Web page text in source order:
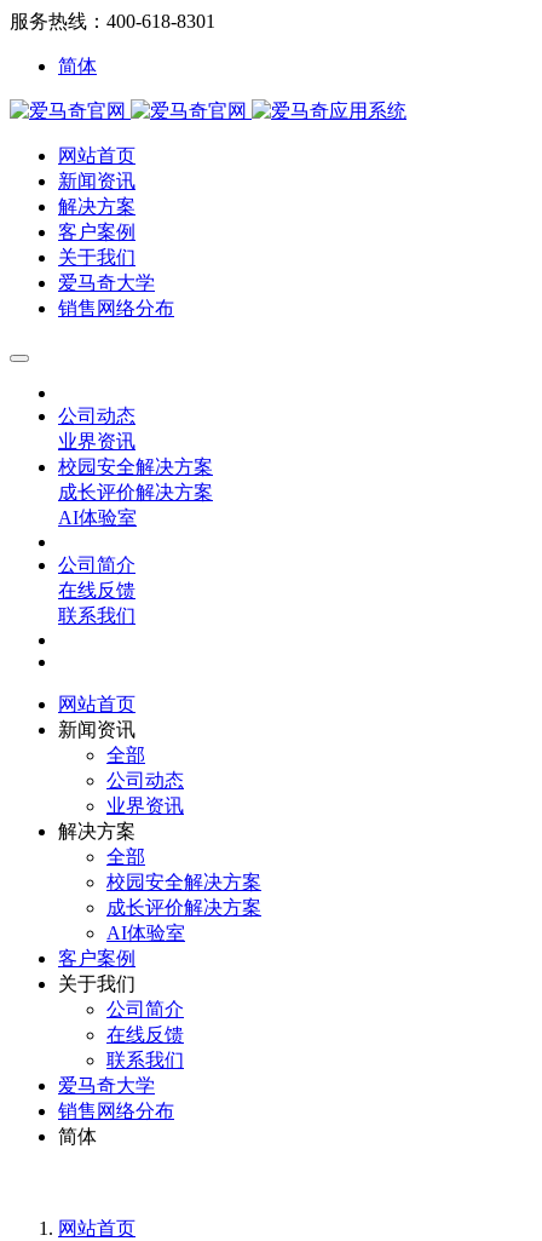
服务热线：400-618-8301
简体
网站首页
新闻资讯
解决方案
客户案例
关于我们
爱马奇大学
销售网络分布
公司动态
业界资讯
校园安全解决方案
成长评价解决方案
AI体验室
公司简介
在线反馈
联系我们
网站首页
新闻资讯
全部
公司动态
业界资讯
解决方案
全部
校园安全解决方案
成长评价解决方案
AI体验室
客户案例
关于我们
公司简介
在线反馈
联系我们
爱马奇大学
销售网络分布
简体
网站首页